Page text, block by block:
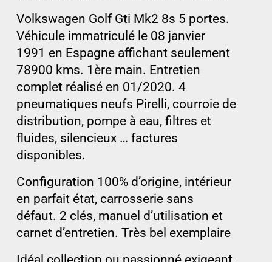
Volkswagen Golf Gti Mk2 8s 5 portes.
Véhicule immatriculé le 08 janvier
1991 en Espagne affichant seulement
78900 kms. 1ère main. Entretien
complet réalisé en 01/2020. 4
pneumatiques neufs Pirelli, courroie de
distribution, pompe à eau, filtres et
fluides, silencieux … factures
disponibles.
Configuration 100% d’origine, intérieur
en parfait état, carrosserie sans
défaut. 2 clés, manuel d’utilisation et
carnet d’entretien. Très bel exemplaire